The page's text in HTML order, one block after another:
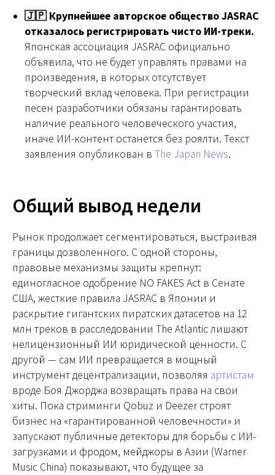
🇯🇵 Крупнейшее авторское общество JASRAC
отказалось регистрировать чисто ИИ-треки.
Японская ассоциация JASRAC официально
объявила, что не будет управлять правами на
произведения, в которых отсутствует
творческий вклад человека. При регистрации
песен разработчики обязаны гарантировать
наличие реального человеческого участия,
иначе ИИ-контент останется без роялти. Текст
заявления опубликован в The Japan News.
Общий вывод недели
Рынок продолжает сегментироваться, выстраивая
границы дозволенного. С одной стороны,
правовые механизмы защиты крепнут:
единогласное одобрение NO FAKES Act в Сенате
США, жесткие правила JASRAC в Японии и
раскрытие гигантских пиратских датасетов на 12
млн треков в расследовании The Atlantic лишают
нелицензионный ИИ юридической ценности. С
другой — сам ИИ превращается в мощный
инструмент децентрализации, позволяя артистам
вроде Боя Джорджа возвращать права на свои
хиты. Пока стриминги Qobuz и Deezer строят
бизнес на «гарантированной человечности» и
запускают публичные детекторы для борьбы с ИИ-
загрузками и фродом, мейджоры в Азии (Warner
Music China) показывают, что будущее за